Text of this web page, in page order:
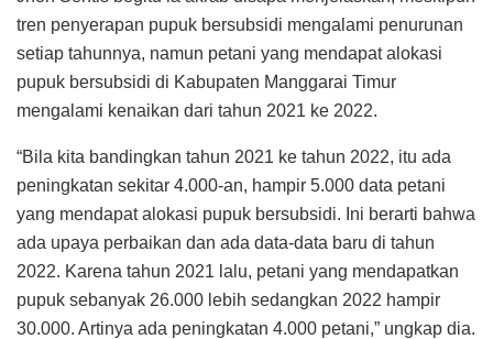
tren penyerapan pupuk bersubsidi mengalami penurunan
setiap tahunnya, namun petani yang mendapat alokasi
pupuk bersubsidi di Kabupaten Manggarai Timur
mengalami kenaikan dari tahun 2021 ke 2022.
“Bila kita bandingkan tahun 2021 ke tahun 2022, itu ada
peningkatan sekitar 4.000-an, hampir 5.000 data petani
yang mendapat alokasi pupuk bersubsidi. Ini berarti bahwa
ada upaya perbaikan dan ada data-data baru di tahun
2022. Karena tahun 2021 lalu, petani yang mendapatkan
pupuk sebanyak 26.000 lebih sedangkan 2022 hampir
30.000. Artinya ada peningkatan 4.000 petani,” ungkap dia.